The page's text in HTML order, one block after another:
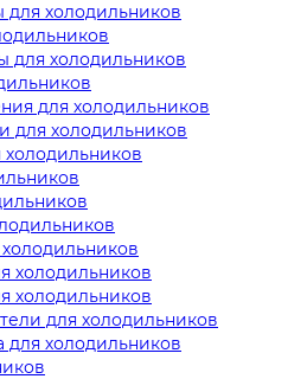
холодильников
для холодильников
для холодильников
для холодильников
холодильников
холодильников
для холодильников
холодильников